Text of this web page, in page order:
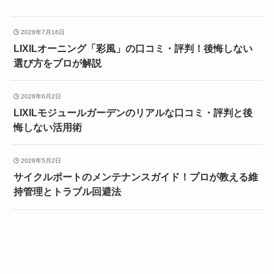
2026年7月16日
LIXILオーニング「彩風」の口コミ・評判！後悔しない
選び方をプロが解説
2026年6月2日
LIXILモジュールガーデンのリアルな口コミ・評判と後
悔しない活用術
2026年5月2日
サイクルポートのメンテナンスガイド！プロが教える維
持管理とトラブル回避法